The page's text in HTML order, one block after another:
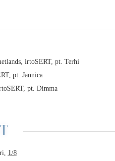
irtoSERT, pt. Terhi
pt. Jannica
pt. Dimma
1/8